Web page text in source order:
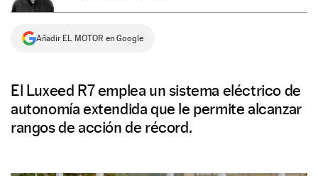
Añadir EL MOTOR en Google
El Luxeed R7 emplea un sistema eléctrico de
autonomía extendida que le permite alcanzar
rangos de acción de récord.